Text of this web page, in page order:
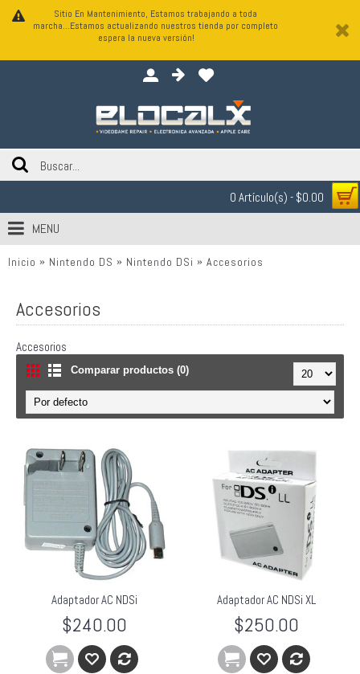
Sitio En Mantenimiento, Estamos trabajando a toda
marcha...Estamos actualizando nuestros tienda por completo
espera la nueva versión!
0 Artículo(s) - $0.00
MENU
Inicio Nintendo DS Nintendo DSi Accesorios
Accesorios
Accesorios
Comparar productos (0)
Adaptador AC NDSi
$240.00
Adaptador AC NDSi XL
$250.00